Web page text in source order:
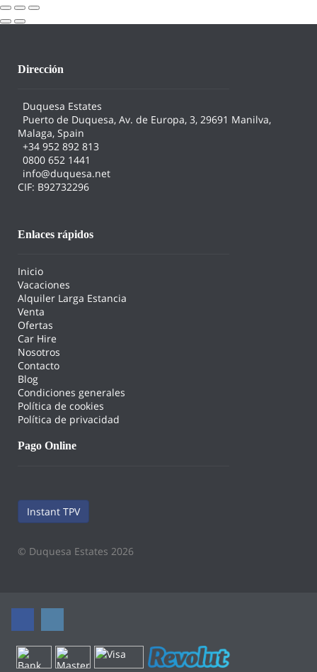
Dirección
Duquesa Estates
Puerto de Duquesa, Av. de Europa, 3, 29691 Manilva,
Malaga, Spain
+34 952 892 813
0800 652 1441
info@duquesa.net
CIF: B92732296
Enlaces rápidos
Inicio
Vacaciones
Alquiler Larga Estancia
Venta
Ofertas
Car Hire
Nosotros
Contacto
Blog
Condiciones generales
Política de cookies
Política de privacidad
Pago Online
Instant TPV
© Duquesa Estates 2026